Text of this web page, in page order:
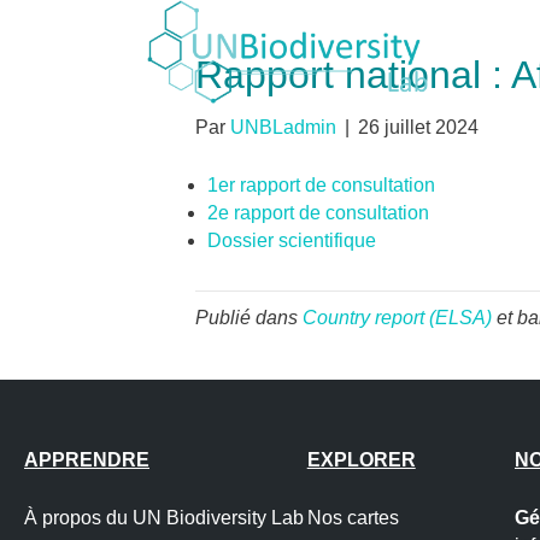
Rapport national :
Par UNBLadmin 26 juillet 2024
1er rapport de consultation
2e rapport de consultation
Dossier scientifique
Publié dans Country report (ELSA) et
APPRENDRE
À propos du UN Biodiversity Lab
EXPLORER
Nos cartes